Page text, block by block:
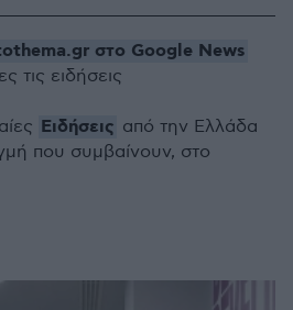
στο Google News
τις ειδήσεις
Ειδήσεις από την Ελλάδα
που συμβαίνουν, στο